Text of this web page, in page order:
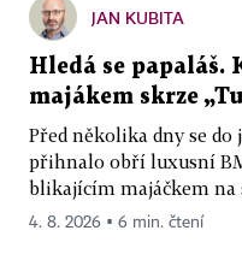
JAN KUBITA
Hledá se papaláš.
majákem skrze
Před několika dny se
přihnalo obří luxusní
blikajícím majáčkem na
4. 8. 2026 ▪ 6 min. čtení